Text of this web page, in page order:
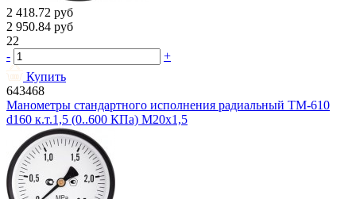
2 418.72 руб
2 950.84 руб
22
-
+
Купить
643468
Манометры стандартного исполнения радиальный ТМ-610
d160 к.т.1,5 (0..600 КПа) М20х1,5